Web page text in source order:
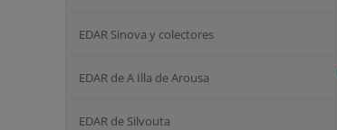
EDAR Sinova y colectores
EDAR de A Illa de Arousa
EDAR de Silvouta